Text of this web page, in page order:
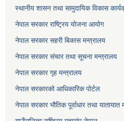
स्थानीय शासन तथा सामुदायिक विकास
नेपाल सरकार राष्ट्रिय योजना आयोग
नेपाल सरकार सहरी बिकास मन्त्रालय
नेपाल सरकार संचार तथा सूचना मन्त्रालय
नेपाल सरकार गृह मन्त्रालय
नेपाल सरकारको आधिकारिक पोर्टल
नेपाल सरकार भौतिक पूर्वाधार तथा यातायात